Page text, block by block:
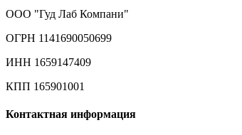
ООО "Гуд Лаб Компани"
ОГРН 1141690050699
ИНН 1659147409
КПП 165901001
Контактная информация